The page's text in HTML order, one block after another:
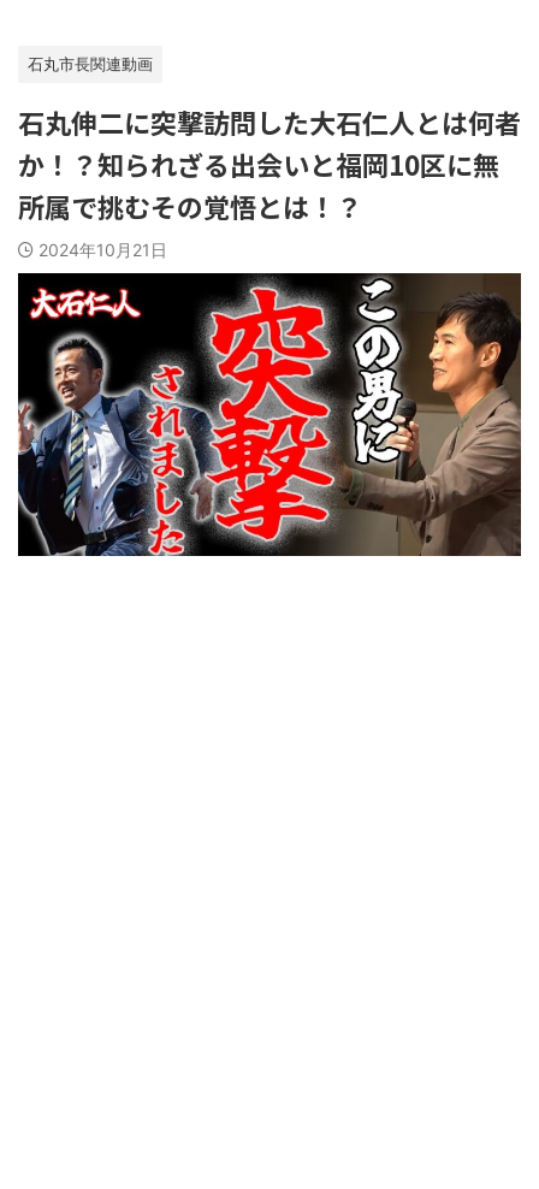
石丸市長関連動画
石丸伸二に突撃訪問した大石仁人とは何者
か！？知られざる出会いと福岡10区に無
所属で挑むその覚悟とは！？
2024年10月21日